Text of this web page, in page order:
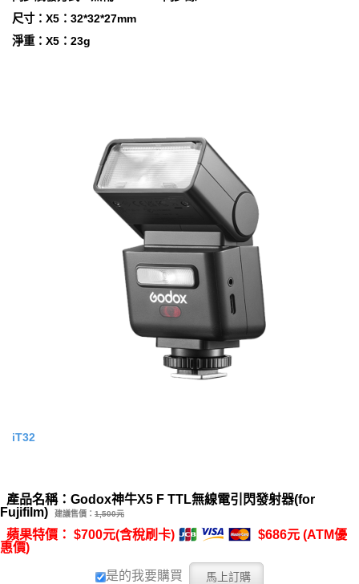
尺寸：X5：32*32*27mm
淨重：X5：23g
iT32
產品名稱：Godox神牛X5 F TTL無線電引閃發射器(for
Fujifilm)
建議售價： 1,500元
蘋果特價： $700元(含稅刷卡)
$686元 (ATM優
惠價)
是的我要購買